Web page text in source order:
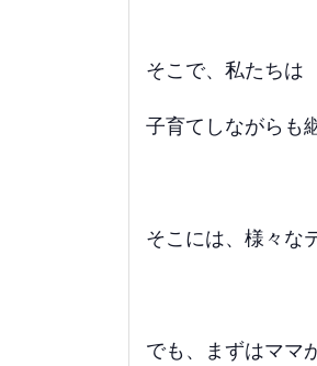
そこで、私たちは
子育てしながらも
そこには、様々な
でも、まずはママ